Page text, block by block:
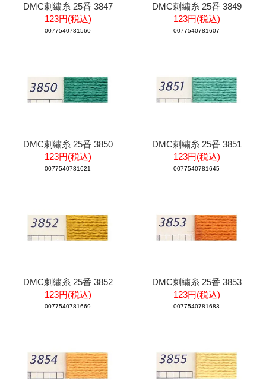
DMC刺繍糸 25番 3847
123円(税込)
0077540781560
DMC刺繍糸 25番 3849
123円(税込)
0077540781607
DMC刺繍糸 25番 3850
123円(税込)
0077540781621
DMC刺繍糸 25番 3851
123円(税込)
0077540781645
DMC刺繍糸 25番 3852
123円(税込)
0077540781669
DMC刺繍糸 25番 3853
123円(税込)
0077540781683